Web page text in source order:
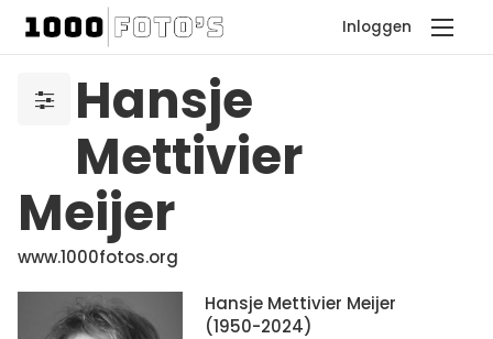
Inloggen
Hansje
Mettivier
Meijer
www.1000fotos.org
Hansje Mettivier Meijer
(1950-2024)